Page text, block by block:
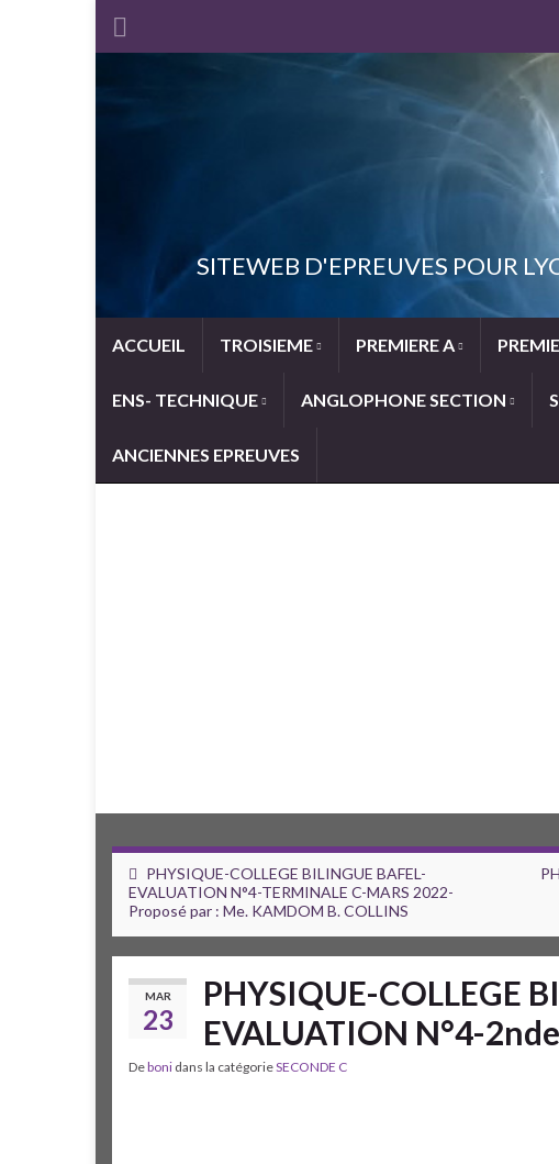
SITEWEB D'EPREUVES POUR
ACCUEIL TROISIEME PREMIERE A
ENS- TECHNIQUE ANGLOPHONE SECTION
ANCIENNES EPREUVES
PHYSIQUE-COLLEGE BILINGUE BAFEL-
EVALUATION N°4-TERMINALE C-MARS 2022-
Proposé par : Me. KAMDOM B. COLLINS
MAR
23
PHYSIQUE-COLLEGE
EVALUATION N°4-
Deboni dans la catégorieSECONDE C